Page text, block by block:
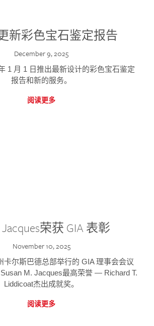
新彩色宝石鉴定报告
December 9, 2025
1 月 1 日推出最新设计的彩色宝石鉴定
报告和新的服务。
阅读更多
Jacques荣获 GIA 表彰
November 10, 2025
卡尔斯巴德总部举行的 GIA 理事会会议
Susan M. Jacques最高荣誉 — Richard T.
Liddicoat杰出成就奖。
阅读更多